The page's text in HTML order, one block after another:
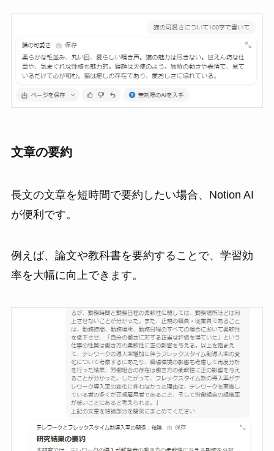
文章の要約
長文の文章を短時間で要約したい場合、Notion AI
が便利です。
例えば、論文や教科書を要約することで、学習効
率を大幅に向上できます。